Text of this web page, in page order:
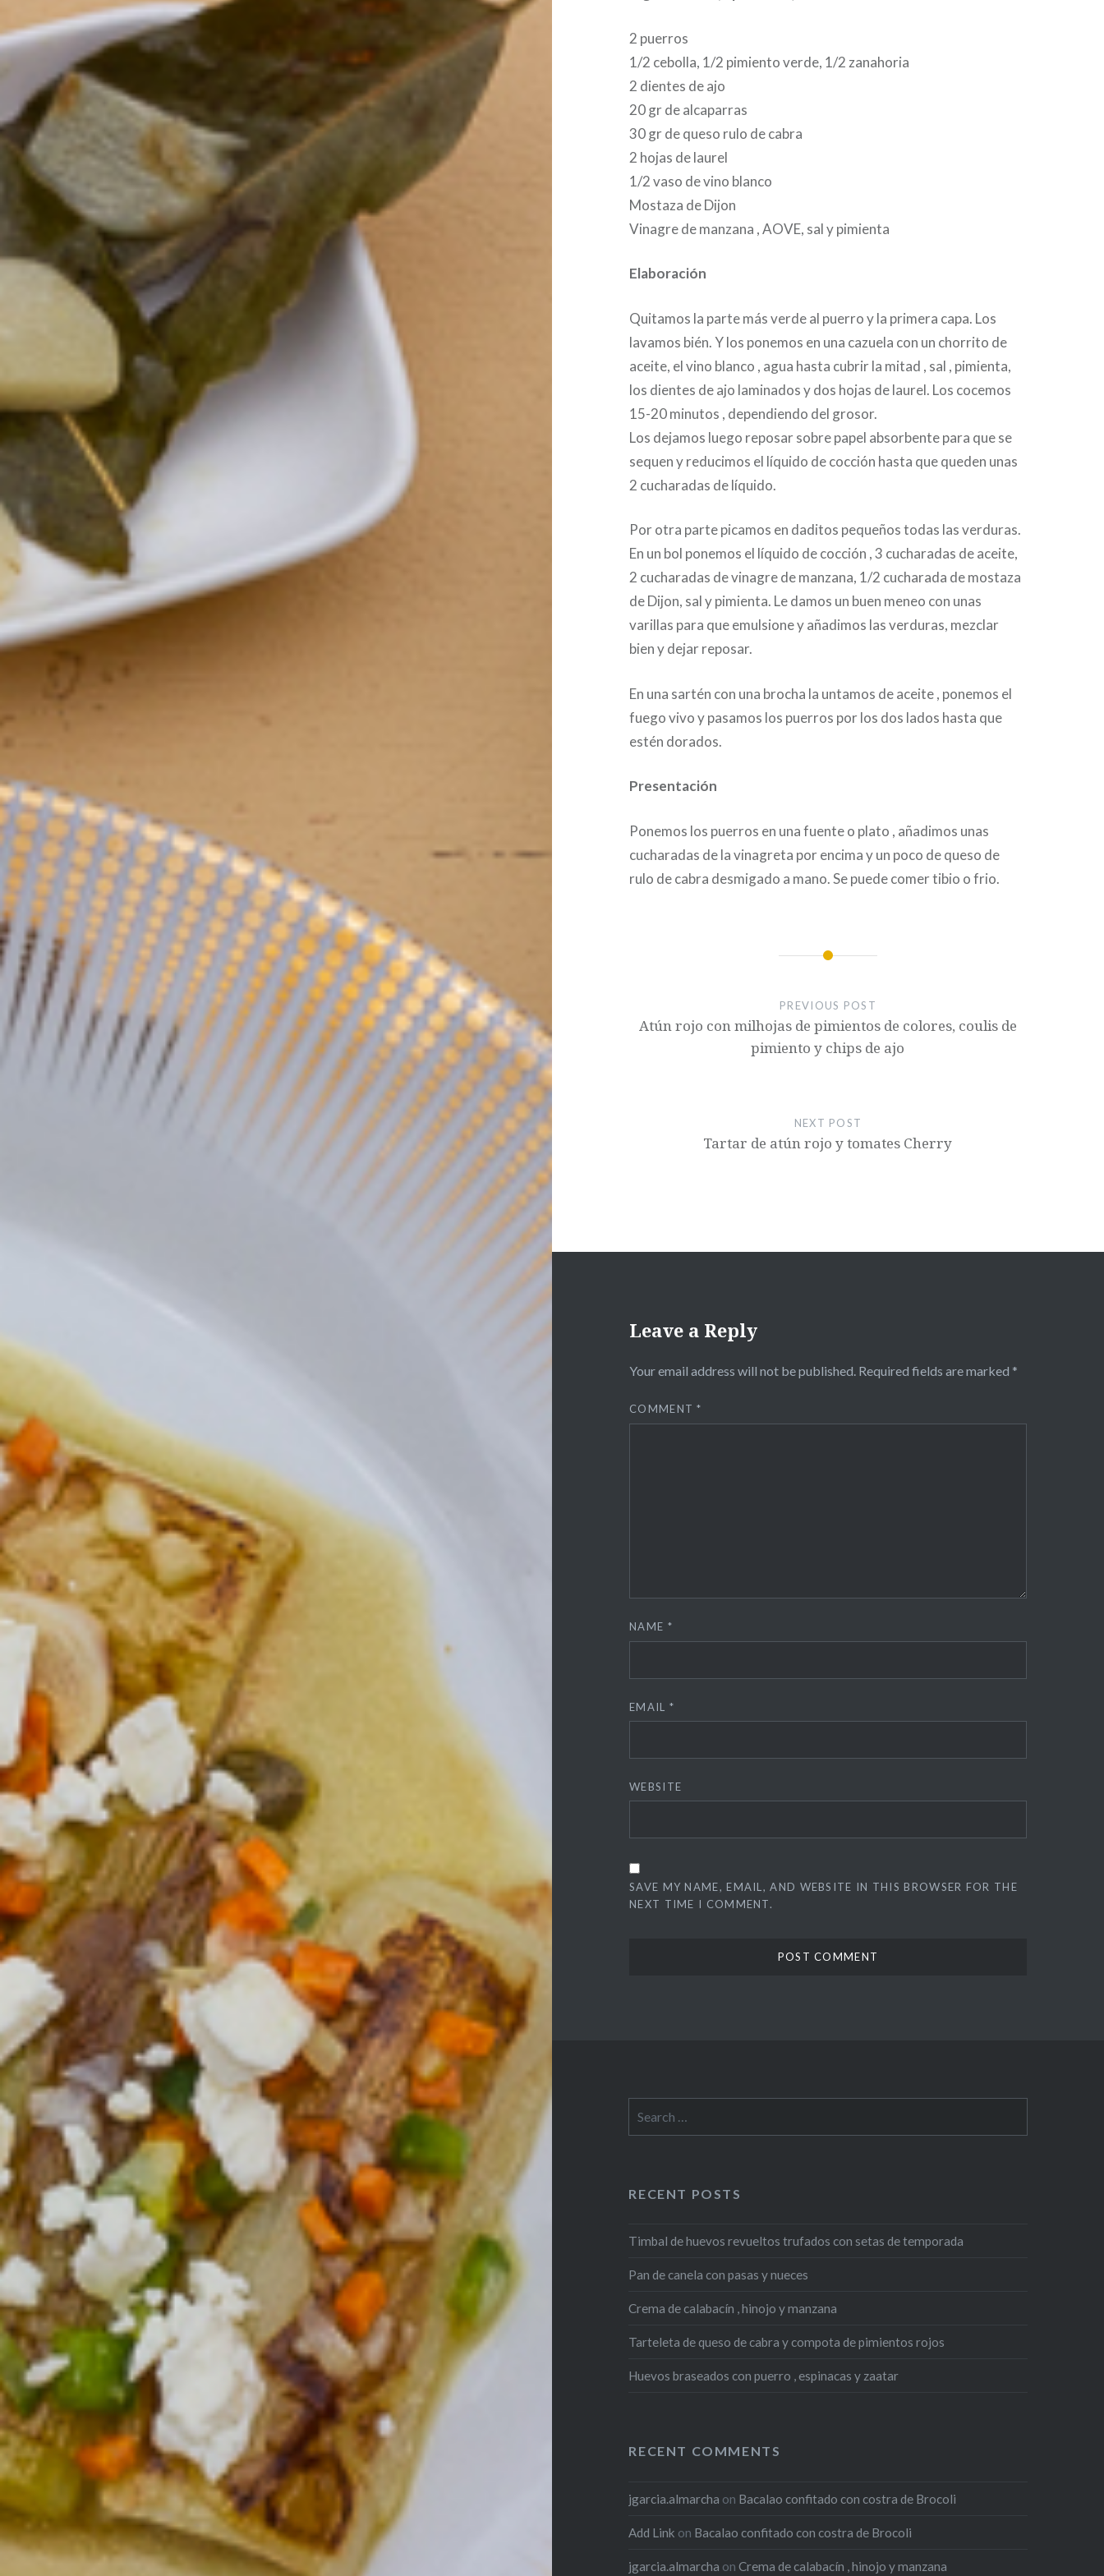
2 puerros
1/2 cebolla, 1/2 pimiento verde, 1/2 zanahoria
2 dientes de ajo
20 gr de alcaparras
30 gr de queso rulo de cabra
2 hojas de laurel
1/2 vaso de vino blanco
Mostaza de Dijon
Vinagre de manzana , AOVE, sal y pimienta
Elaboración
Quitamos la parte más verde al puerro y la primera capa. Los
lavamos bién. Y los ponemos en una cazuela con un chorrito de
aceite, el vino blanco , agua hasta cubrir la mitad , sal , pimienta,
los dientes de ajo laminados y dos hojas de laurel. Los cocemos
15-20 minutos , dependiendo del grosor.
Los dejamos luego reposar sobre papel absorbente para que se
sequen y reducimos el líquido de cocción hasta que queden unas
2 cucharadas de líquido.
Por otra parte picamos en daditos pequeños todas las verduras.
En un bol ponemos el líquido de cocción , 3 cucharadas de aceite,
2 cucharadas de vinagre de manzana, 1/2 cucharada de mostaza
de Dijon, sal y pimienta. Le damos un buen meneo con unas
varillas para que emulsione y añadimos las verduras, mezclar
bien y dejar reposar.
En una sartén con una brocha la untamos de aceite , ponemos el
fuego vivo y pasamos los puerros por los dos lados hasta que
estén dorados.
Presentación
Ponemos los puerros en una fuente o plato , añadimos unas
cucharadas de la vinagreta por encima y un poco de queso de
rulo de cabra desmigado a mano. Se puede comer tibio o frio.
PREVIOUS POST
Atún rojo con milhojas de pimientos de colores, coulis de
pimiento y chips de ajo
NEXT POST
Tartar de atún rojo y tomates Cherry
Leave a Reply
Your email address will not be published. Required fields are marked *
COMMENT*
NAME *
EMAIL *
WEBSITE
SAVE MY NAME, EMAIL, AND WEBSITE IN THIS BROWSER FOR THE
NEXT TIME I COMMENT.
for:
RECENT POSTS
Timbal de huevos revueltos trufados con setas de temporada
Pan de canela con pasas y nueces
Crema de calabacín , hinojo y manzana
Tarteleta de queso de cabra y compota de pimientos rojos
Huevos braseados con puerro , espinacas y zaatar
RECENT COMMENTS
jgarcia.almarcha on Bacalao confitado con costra de Brocoli
Add Link on Bacalao confitado con costra de Brocoli
jgarcia.almarcha onCrema de calabacín , hinojo y manzana